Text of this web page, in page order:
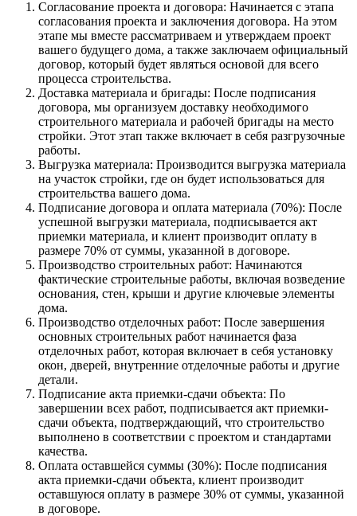
Согласование проекта и договора: Начинается с этапа
согласования проекта и заключения договора. На этом
этапе мы вместе рассматриваем и утверждаем проект
вашего будущего дома, а также заключаем официальный
договор, который будет являться основой для всего
процесса строительства.
Доставка материала и бригады: После подписания
договора, мы организуем доставку необходимого
строительного материала и рабочей бригады на место
стройки. Этот этап также включает в себя разгрузочные
работы.
Выгрузка материала: Производится выгрузка материала
на участок стройки, где он будет использоваться для
строительства вашего дома.
Подписание договора и оплата материала (70%): После
успешной выгрузки материала, подписывается акт
приемки материала, и клиент производит оплату в
размере 70% от суммы, указанной в договоре.
Производство строительных работ: Начинаются
фактические строительные работы, включая возведение
основания, стен, крыши и другие ключевые элементы
дома.
Производство отделочных работ: После завершения
основных строительных работ начинается фаза
отделочных работ, которая включает в себя установку
окон, дверей, внутренние отделочные работы и другие
детали.
Подписание акта приемки-сдачи объекта: По
завершении всех работ, подписывается акт приемки-
сдачи объекта, подтверждающий, что строительство
выполнено в соответствии с проектом и стандартами
качества.
Оплата оставшейся суммы (30%): После подписания
акта приемки-сдачи объекта, клиент производит
оставшуюся оплату в размере 30% от суммы, указанной
в договоре.